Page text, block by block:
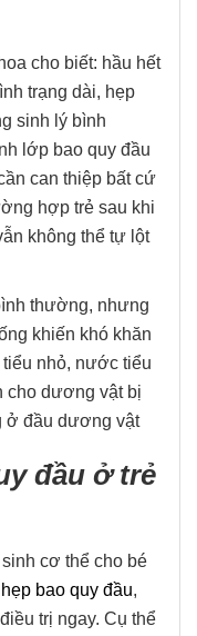
cho biết: hầu hết
trạng dài, hẹp
sinh lý bình
lớp bao quy đầu
can thiệp bất cứ
hợp trẻ sau khi
không thể tự lột
thường, nhưng
khiến khó khăn
nhỏ, nước tiểu
cho dương vật bị
ở đầu dương vật
đầu ở trẻ
cơ thể cho bé
bao quy đầu,
trị ngay. Cụ thể